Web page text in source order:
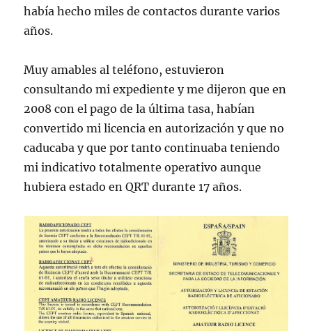
había hecho miles de contactos durante varios
años.
Muy amables al teléfono, estuvieron
consultando mi expediente y me dijeron que en
2008 con el pago de la última tasa, habían
convertido mi licencia en autorización y que no
caducaba y que por tanto continuaba teniendo
mi indicativo totalmente operativo aunque
hubiera estado en QRT durante 17 años.